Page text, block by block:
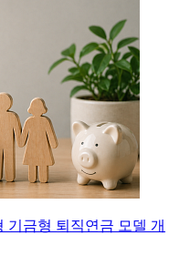
기금형 퇴직연금 모델 개